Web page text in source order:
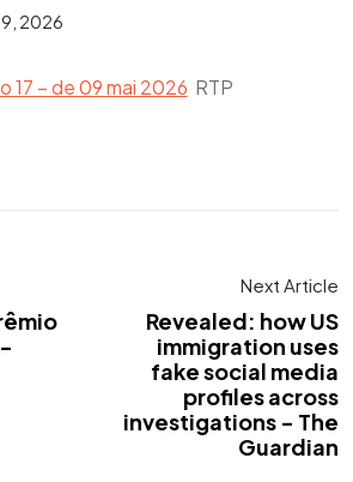
2026
17 – de 09 mai 2026 RTP
Next Article
Revealed: how US
immigration uses
fake social media
profiles across
investigations - The
Guardian